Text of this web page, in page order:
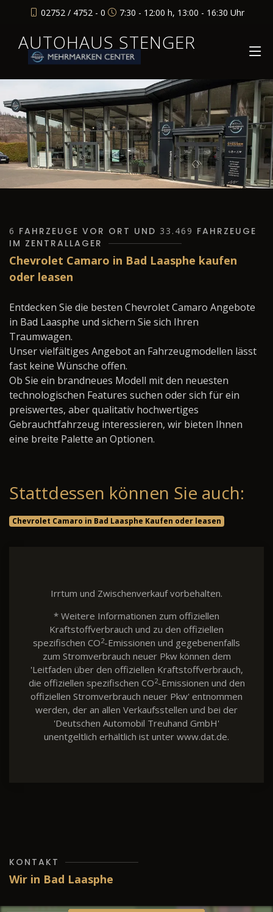
02752 / 4752 - 0 7:30 - 12:00 h, 13:00 - 16:30 Uhr
AUTOHAUS STENGER
6 FAHRZEUGE VOR ORT UND 33.469 FAHRZEUGE
IM ZENTRALLAGER
Chevrolet Camaro in Bad Laasphe kaufen
oder leasen
Entdecken Sie die besten Chevrolet Camaro Angebote
in Bad Laasphe und sichern Sie sich Ihren
Traumwagen.
Unser vielfältiges Angebot an Fahrzeugmodellen lässt
fast keine Wünsche offen.
Ob Sie ein brandneues Modell mit den neuesten
technologischen Features suchen oder sich für ein
preiswertes, aber qualitativ hochwertiges
Gebrauchtfahrzeug interessieren, wir bieten Ihnen
eine breite Palette an Optionen.
Stattdessen können Sie auch:
Chevrolet Camaro in Bad Laasphe Kaufen oder leasen
Irrtum und Zwischenverkauf vorbehalten.
* Weitere Informationen zum offiziellen
Kraftstoffverbrauch und zu den offiziellen
spezifischen CO2-Emissionen und gegebenenfalls
zum Stromverbrauch neuer Pkw können dem
'Leitfaden über den offiziellen Kraftstoffverbrauch,
die offiziellen spezifischen CO2-Emissionen und den
offiziellen Stromverbrauch neuer Pkw' entnommen
werden, der an allen Verkaufsstellen und bei der
'Deutschen Automobil Treuhand GmbH'
unentgeltlich erhältlich ist unter www.dat.de.
KONTAKT
Wir in Bad Laasphe